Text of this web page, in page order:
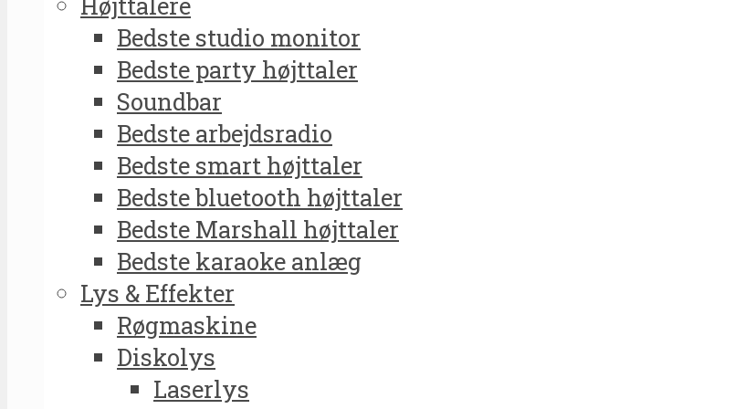
Bedste studio monitor
Bedste party højttaler
Soundbar
Bedste arbejdsradio
Bedste smart højttaler
Bedste bluetooth højttaler
Bedste Marshall højttaler
Bedste karaoke anlæg
Lys & Effekter
Røgmaskine
Diskolys
Laserlys